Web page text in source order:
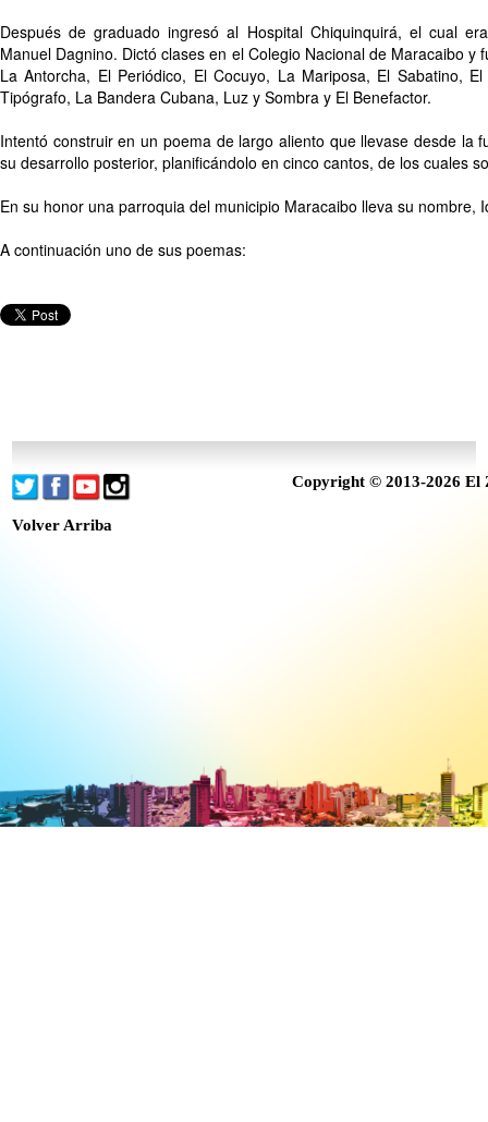
Después de graduado ingresó al Hospital Chiquinquirá, el cual
Manuel Dagnino. Dictó clases en el Colegio Nacional de Maracaibo y
La Antorcha, El Periódico, El Cocuyo, La Mariposa, El Sabatino,
Tipógrafo, La Bandera Cubana, Luz y Sombra y El Benefactor.
Intentó construir en un poema de largo aliento que llevase desde la
su desarrollo posterior, planificándolo en cinco cantos, de los cuales
En su honor una parroquia del municipio Maracaibo lleva su nombre,
A continuación uno de sus poemas:
Copyright © 2013-2026 El
Volver Arriba